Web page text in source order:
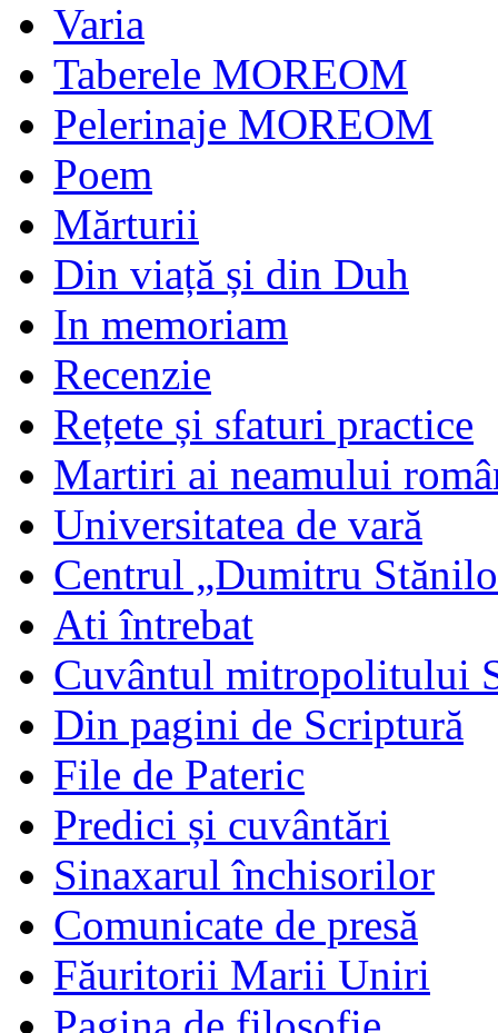
Varia
Taberele MOREOM
Pelerinaje MOREOM
Poem
Mărturii
Din viață și din Duh
In memoriam
Recenzie
Rețete și sfaturi practice
Martiri ai neamului
Universitatea de vară
Centrul „Dumitru
Ati întrebat
Cuvântul mitropolitului
Din pagini de Scriptură
File de Pateric
Predici și cuvântări
Sinaxarul închisorilor
Comunicate de presă
Făuritorii Marii Uniri